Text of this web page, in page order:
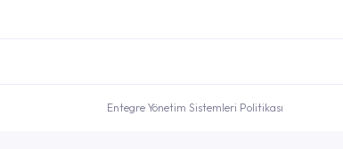
Entegre Yönetim Sistemleri Politikası